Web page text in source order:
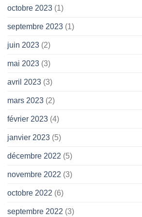
octobre 2023 (1)
septembre 2023 (1)
juin 2023 (2)
mai 2023 (3)
avril 2023 (3)
mars 2023 (2)
février 2023 (4)
janvier 2023 (5)
décembre 2022 (5)
novembre 2022 (3)
octobre 2022 (6)
septembre 2022 (3)